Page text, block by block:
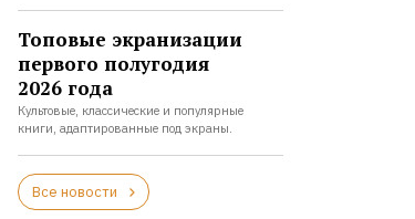
Топовые экранизации
первого полугодия
2026 года
Культовые, классические и популярные
книги, адаптированные под экраны.
Все новости